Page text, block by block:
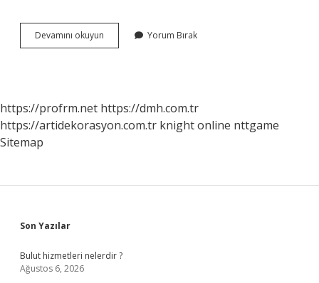
Devamını okuyun
Kampanya
Yorum Bırak
https://profrm.net https://dmh.com.tr
https://artidekorasyon.com.tr knight online nttgame
Sitemap
Sidebar
Son Yazılar
Bulut hizmetleri nelerdir ?
Ağustos 6, 2026